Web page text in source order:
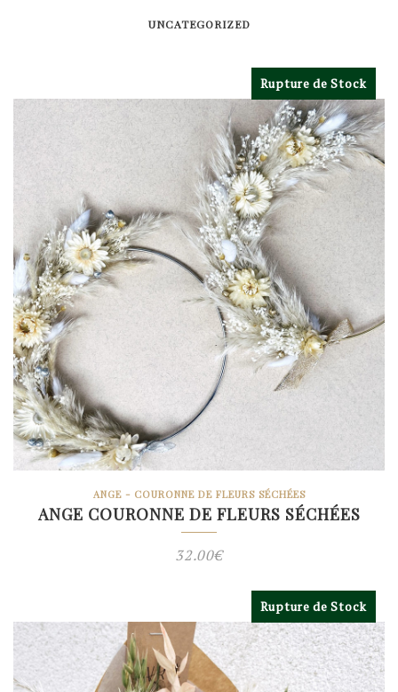
UNCATEGORIZED
Rupture de Stock
ANGE - COURONNE DE FLEURS SÉCHÉES
ANGE COURONNE DE FLEURS SÉCHÉES
32.00€
Rupture de Stock